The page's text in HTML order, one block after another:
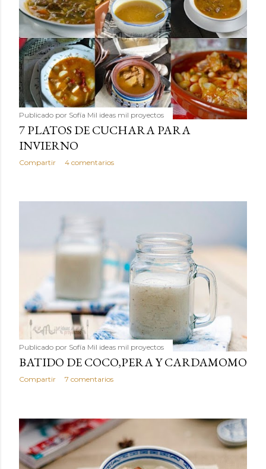
Publicado por Sofía Mil ideas mil proyectos
7 PLATOS DE CUCHARA PARA
INVIERNO
Compartir 4 comentarios
Publicado por Sofía Mil ideas mil proyectos
BATIDO DE COCO,PERA Y CARDAMOMO
Compartir 7 comentarios